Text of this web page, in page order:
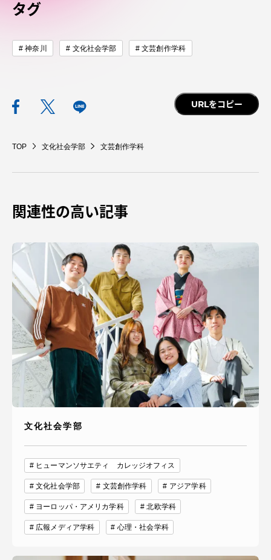
タグ
神奈川 文化社会学部 文芸創作学科
URLをコピー
TOP 文化社会学部 文芸創作学科
関連性の高い記事
文化社会学部
ヒューマンソサエティ カレッジオフィス
文化社会学部 文芸創作学科 アジア学科
ヨーロッパ・アメリカ学科 北欧学科
広報メディア学科 心理・社会学科
品川キャンパス 湘南キャンパス
熊本キャンパス
TOKAIスポーツ
ニュースリリース
認証評価